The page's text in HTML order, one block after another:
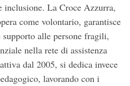
inclusione. La Croce Azzurra,
come volontario, garantisce
alle persone fragili,
nella rete di assistenza
dal 2005, si dedica invece
lavorando con i